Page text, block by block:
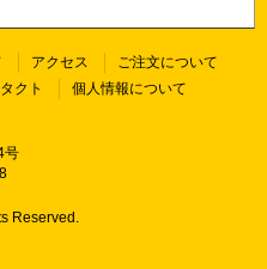
アクセス
ご注文について
クト
個人情報について
号
Reserved.